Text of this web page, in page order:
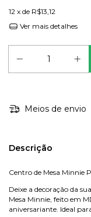
12 x de R$13,12
Ver mais detalhes
Meios de envio
Descrição
Centro de Mesa Minnie
Deixe a decoração da
Mesa Minnie, feito em
aniversariante. Ideal